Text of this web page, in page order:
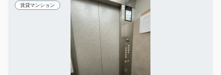
賃貸マンション